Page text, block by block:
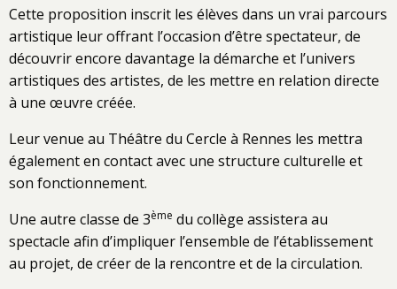
Cette proposition inscrit les élèves dans un vrai parcours
artistique leur offrant l’occasion d’être spectateur, de
découvrir encore davantage la démarche et l’univers
artistiques des artistes, de les mettre en relation directe
à une œuvre créée.
Leur venue au Théâtre du Cercle à Rennes les mettra
également en contact avec une structure culturelle et
son fonctionnement.
Une autre classe de 3ème du collège assistera au
spectacle afin d’impliquer l’ensemble de l’établissement
au projet, de créer de la rencontre et de la circulation.